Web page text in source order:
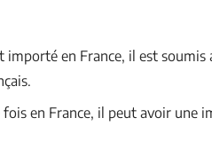
importé en France, il est soumis
en France, il peut avoir une